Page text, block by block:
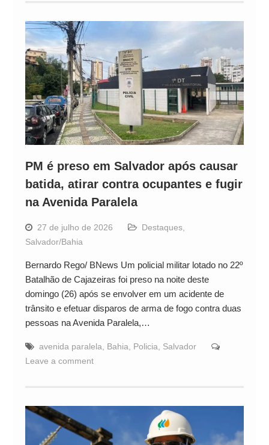
PM é preso em Salvador após causar
batida, atirar contra ocupantes e fugir
na Avenida Paralela
27 de julho de 2026 Destaques,
Salvador/Bahia
Bernardo Rego/ BNews Um policial militar lotado no 22º
Batalhão de Cajazeiras foi preso na noite deste
domingo (26) após se envolver em um acidente de
trânsito e efetuar disparos de arma de fogo contra duas
pessoas na Avenida Paralela,…
avenida paralela Bahia Policia
Salvador
Leave a comment